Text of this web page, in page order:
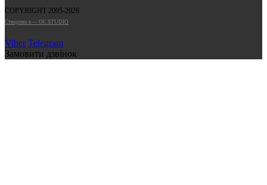
COPYRIGHT 2005-2026
Cтворено в — OC STUDIO
Viber Telegram
Замовити дзвінок